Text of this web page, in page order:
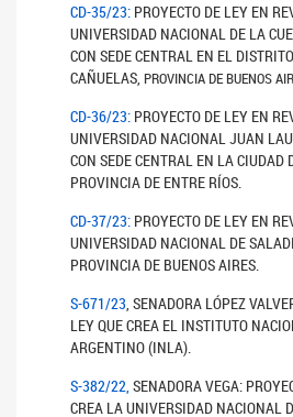
CD-35/23: PROYECTO DE LEY EN
UNIVERSIDAD NACIONAL DE LA
CON SEDE CENTRAL EN EL
CAÑUELAS, PROVINCIA DE BUENOS
CD-36/23: PROYECTO DE LEY EN
UNIVERSIDAD NACIONAL JUAN
CON SEDE CENTRAL EN LA CIUDAD
PROVINCIA DE ENTRE RÍOS.
CD-37/23:PROYECTO DE LEY EN
UNIVERSIDAD NACIONAL DE
PROVINCIA DE BUENOS AIRES.
S-671/23, SENADORA LÓPEZ
LEY QUE CREA EL INSTITUTO
ARGENTINO (INLA).
S-382/22, SENADORA VEGA:
CREA LA UNIVERSIDAD NACIONAL